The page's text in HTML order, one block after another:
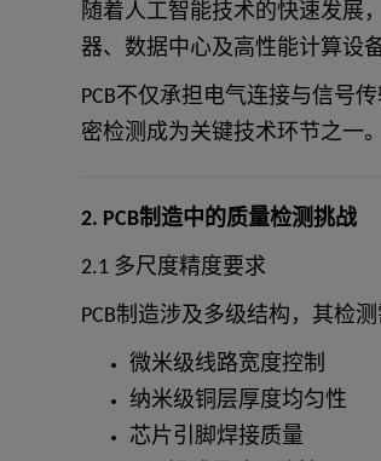
随着人工智能技术的快速发展
器、数据中心及高性能计算设
PCB不仅承担电气连接与信号
密检测成为关键技术环节之一。
2. PCB制造中的质量检测挑战
2.1 多尺度精度要求
PCB制造涉及多级结构，其检
微米级线路宽度控制
纳米级铜层厚度均匀性
芯片引脚焊接质量